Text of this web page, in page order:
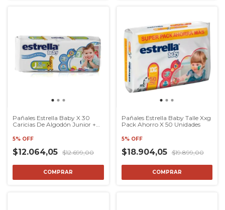
Pañales Estrella Baby X 30
Caricias De Algodón Junior +
5% OFF
$12.064,05 $12.699,00
COMPRAR
Pañales Estrella Baby Talle Xxg
Pack Ahorro X 50 Unidades
5% OFF
$18.904,05 $19.899,00
COMPRAR